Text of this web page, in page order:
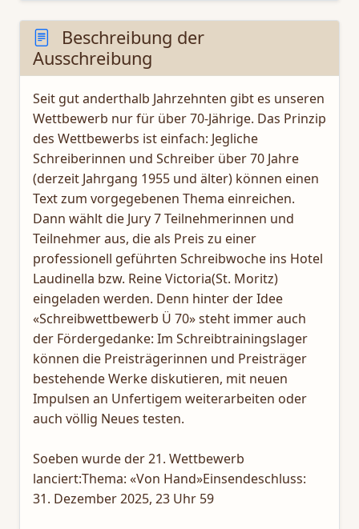
Beschreibung der
Ausschreibung
Seit gut anderthalb Jahrzehnten gibt es unseren
Wettbewerb nur für über 70-Jährige. Das Prinzip
des Wettbewerbs ist einfach: Jegliche
Schreiberinnen und Schreiber über 70 Jahre
(derzeit Jahrgang 1955 und älter) können einen
Text zum vorgegebenen Thema einreichen.
Dann wählt die Jury 7 Teilnehmerinnen und
Teilnehmer aus, die als Preis zu einer
professionell geführten Schreibwoche ins Hotel
Laudinella bzw. Reine Victoria(St. Moritz)
eingeladen werden. Denn hinter der Idee
«Schreibwettbewerb Ü 70» steht immer auch
der Fördergedanke: Im Schreibtrainingslager
können die Preisträgerinnen und Preisträger
bestehende Werke diskutieren, mit neuen
Impulsen an Unfertigem weiterarbeiten oder
auch völlig Neues testen.
Soeben wurde der 21. Wettbewerb
lanciert:Thema: «Von Hand»Einsendeschluss:
31. Dezember 2025, 23 Uhr 59